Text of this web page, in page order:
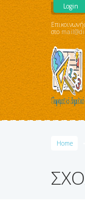
Login
στο
Home